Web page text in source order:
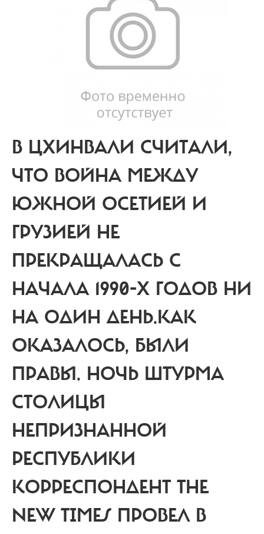
В ЦХИНВАЛИ СЧИТАЛИ,
ЧТО ВОЙНА МЕЖДУ
ЮЖНОЙ ОСЕТИЕЙ И
ГРУЗИЕЙ НЕ
ПРЕКРАЩАЛАСЬ С
НАЧАЛА 1990-Х ГОДОВ НИ
НА ОДИН ДЕНЬ.КАК
ОКАЗАЛОСЬ, БЫЛИ
ПРАВЫ. НОЧЬ ШТУРМА
СТОЛИЦЫ
НЕПРИЗНАННОЙ
РЕСПУБЛИКИ
КОРРЕСПОНДЕНТ THE
NEW TIMES ПРОВЕЛ В